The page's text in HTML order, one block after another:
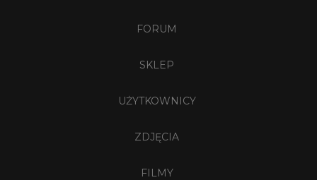
FORUM
SKLEP
UŻYTKOWNICY
ZDJĘCIA
FILMY